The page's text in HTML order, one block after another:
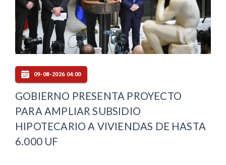
09-08-2026 04:00
GOBIERNO PRESENTA PROYECTO
PARA AMPLIAR SUBSIDIO
HIPOTECARIO A VIVIENDAS DE HASTA
6.000 UF